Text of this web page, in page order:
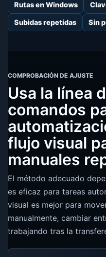
Rutas en Windows
Subidas repetidas Sin
COMPROBACIÓN DE AJUSTE
Usa la línea
comandos
flujo visual
manuales
El método adecuado
es eficaz para tareas
visual es mejor para
manualmente, cambiar
trabajando tras la